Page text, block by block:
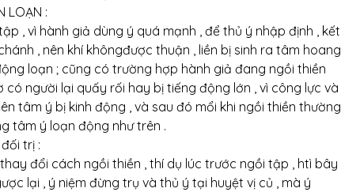
LOẠN :
, vì hành giả dùng ý quá mạnh , để thủ ý nhập định , kết
, nên khí khôngđược thuận , liền bị sinh ra tâm hoang
loạn ; cũng có trường hợp hành giả đang ngồi thiền
có người lại quấy rối hay bị tiếng động lớn , vì công lực và
tâm ý bị kinh động , và sau đó mổi khi ngồi thiền thường
tâm ý loạn động như trên .
trị :
đổi cách ngồi thiền , thí dụ lúc trước ngồi tập , htì bây
lại , ý niệm đừng trụ và thủ ý tại huyệt vị củ , mà ý